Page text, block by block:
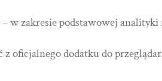
w zakresie podstawowej analityki
oficjalnego dodatku do